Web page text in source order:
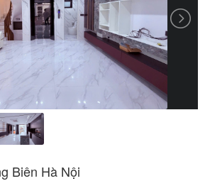
Biên Hà Nội